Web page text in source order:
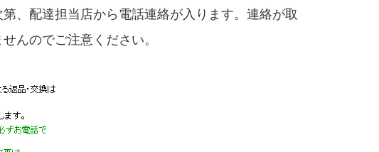
、配達担当店から電話連絡が入ります。連絡が取
んのでご注意ください。